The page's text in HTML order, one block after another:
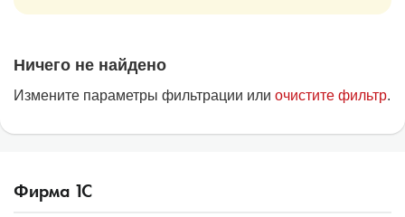
Ничего не найдено
Измените параметры фильтрации или очистите фильтр.
Фирма 1С